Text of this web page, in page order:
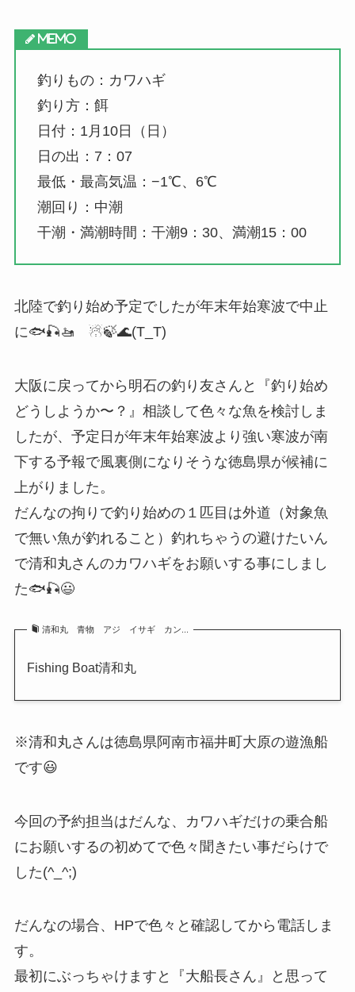
釣りもの：カワハギ
釣り方：餌
日付：1月10日（日）
日の出：7：07
最低・最高気温：−1℃、6℃
潮回り：中潮
干潮・満潮時間：干潮9：30、満潮15：00
北陸で釣り始め予定でしたが年末年始寒波で中止
に🐟🎣🚤 ☃🍃🌊(T_T)
大阪に戻ってから明石の釣り友さんと『釣り始め
どうしようか〜？』相談して色々な魚を検討しま
したが、予定日が年末年始寒波より強い寒波が南
下する予報で風裏側になりそうな徳島県が候補に
上がりました。
だんなの拘りで釣り始めの１匹目は外道（対象魚
で無い魚が釣れること）釣れちゃうの避けたいん
で清和丸さんのカワハギをお願いする事にしまし
た🐟🎣😃
清和丸 青物 アジ イサギ カン...
Fishing Boat清和丸
※清和丸さんは徳島県阿南市福井町大原の遊漁船
です😃
今回の予約担当はだんな、カワハギだけの乗合船
にお願いするの初めてで色々聞きたい事だらけで
した(^_^;)
だんなの場合、HPで色々と確認してから電話しま
す。
最初にぶっちゃけますと『大船長さん』と思って